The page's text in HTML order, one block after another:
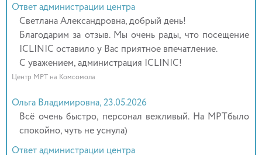
Ответ администрации центра
Светлана Александровна, добрый день!
Благодарим за отзыв. Мы очень рады, что посещение
ICLINIC оставило у Вас приятное впечатление.
С уважением, администрация ICLINIC!
Центр МРТ на Комсомола
Ольга Владимировна, 23.05.2026
Всё очень быстро, персонал вежливый. На МРТбыло
спокойно, чуть не уснула)
Ответ администрации центра